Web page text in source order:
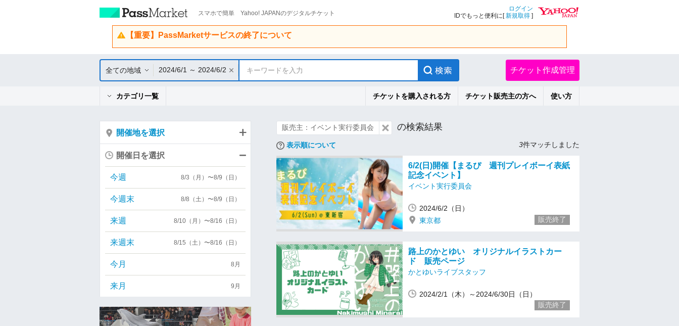
スマホで簡単 Yahoo! JAPANのデジタルチケット
ログイン
IDでもっと便利に[新規取得 ]
【重要】PassMarketサービスの終了について
全ての地域 2024/6/1 ～ 2024/6/2 キーワードを入力 チケット作成管理
カテゴリ一覧 チケットを購入される方 チケット販売主の方へ 使い方
販売主：イベント実行委員会 の検索結果
表示順について 3件マッチしました
6/2(日)開催【まるぴ 週刊プレイボーイ表紙
記念イベント】
イベント実行委員会
2024/6/2（日）
東京都
販売終了
路上のかとゆい オリジナルイラストカー
ド 販売ページ
かとゆいライブスタッフ
2024/2/1（木）～2024/6/30日（日）
販売終了
開催地を選択
開催日を選択
今週 8/3（月）〜8/9（日）
今週末 8/8（土）〜8/9（日）
来週 8/10（月）〜8/16（日）
来週末 8/15（土）〜8/16（日）
今月 8月
来月 9月